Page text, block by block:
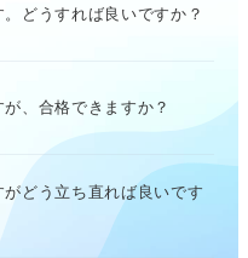
どうすれば良いですか？
、合格できますか？
どう立ち直れば良いです